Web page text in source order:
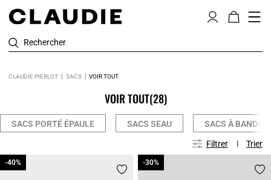
Rechercher
CLAUDIE PIERLOT SACS VOIR TOUT
VOIR TOUT(28)
SACS PORTÉ ÉPAULE SACS SEAU SACS À
Filtrer Trier
-40%
-40% -30%
-30%